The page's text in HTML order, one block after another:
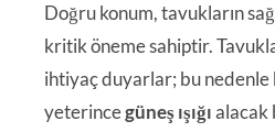
Doğru konum, tavukların
kritik öneme sahiptir.
ihtiyaç duyarlar; bu nedenle
yeterincegüneş ışığıalacak